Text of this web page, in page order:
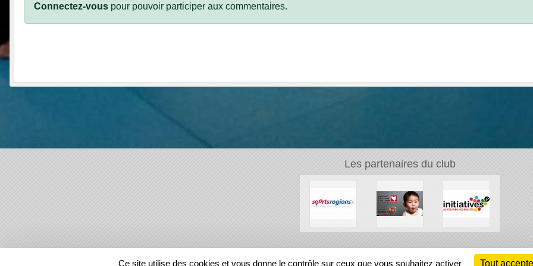
Connectez-vous pour pouvoir participer aux commentaires.
Les partenaires du club
REGIONS
Ce site utilise des cookies et vous donne le contrôle sur ceux que vous souhaitez activer Tout